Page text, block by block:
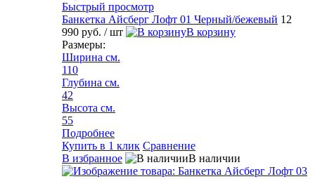
Быстрый просмотр
Банкетка Айсберг Лофт 01 Черный/бежевый 12
990 руб. / шт
В корзину
Размеры:
Ширина см.
110
Глубина см.
42
Высота см.
55
Подробнее
Купить в 1 клик Сравнение
В избранное
В наличии